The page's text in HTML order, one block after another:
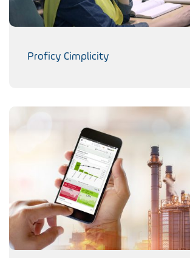
Proficy Cimplicity